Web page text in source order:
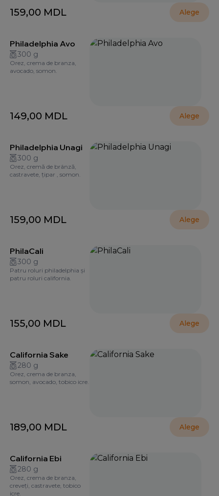
159,00 MDL Alege
Philadelphia Avo
300 g
Orez, crema de branza,
avocado, somon.
149,00 MDL Alege
Philadelphia Unagi
300 g
Orez, cremă de brânză,
castravete, țipar , somon.
159,00 MDL Alege
PhilaCali
300 g
Patru roluri philadelphia și
patru roluri california.
155,00 MDL Alege
California Sake
280 g
Orez, crema de branza,
somon, avocado, tobico icre.
189,00 MDL Alege
California Ebi
280 g
Orez, crema de branza,
creveți, castravete, tobico
icre.